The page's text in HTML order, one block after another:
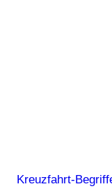
Kreuzfahrt-